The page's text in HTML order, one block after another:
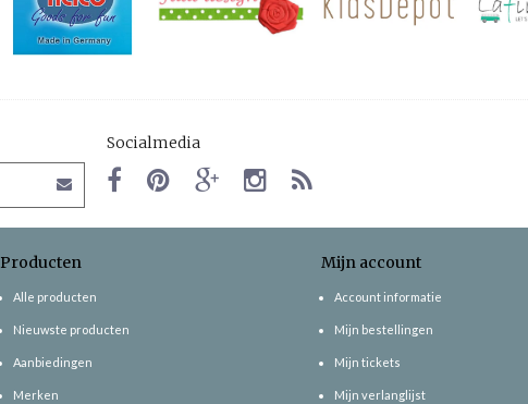
Socialmedia
Producten
Alle producten
Nieuwste producten
Aanbiedingen
Merken
Mijn account
Account informatie
Mijn bestellingen
Mijn tickets
Mijn verlanglijst